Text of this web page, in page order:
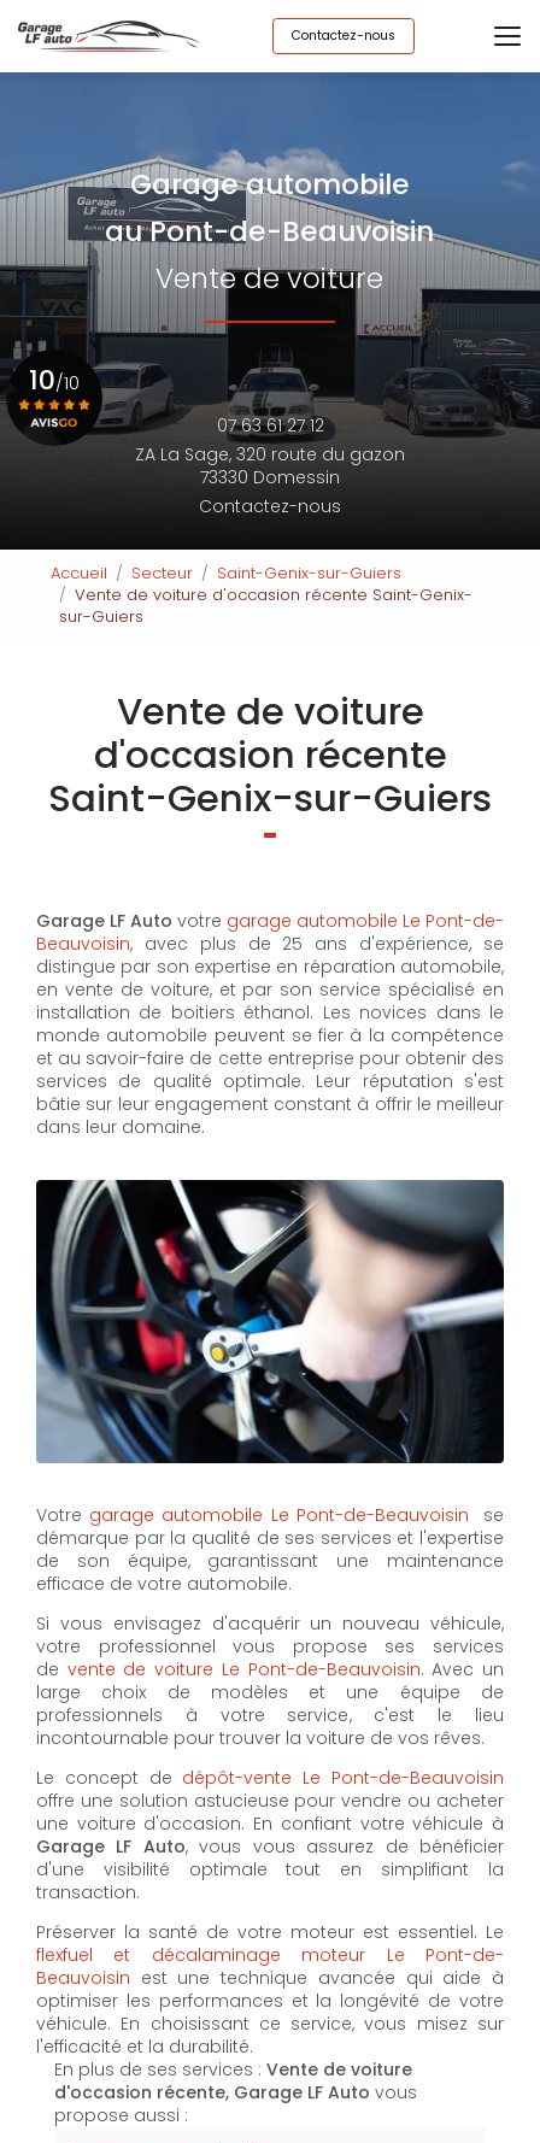
au
contenu
principal
Contactez-nous
Garage automobile
au Pont-de-Beauvoisin
Vente de voiture
07 63 61 27 12
ZA La Sage, 320 route du gazon
73330 Domessin
Contactez-nous
10/10
Accueil Secteur
Saint-Genix-sur-Guiers
Vente de voiture d'occasion récente Saint-Genix-
sur-Guiers
Vente de voiture
d'occasion récente
Saint-Genix-sur-Guiers
Garage LF Auto votre garage automobile Le Pont-de-
Beauvoisin, avec plus de 25 ans d'expérience, se
distingue par son expertise en réparation automobile,
en vente de voiture, et par son service spécialisé en
installation de boitiers éthanol. Les novices dans le
monde automobile peuvent se fier à la compétence
et au savoir-faire de cette entreprise pour obtenir des
services de qualité optimale. Leur réputation s'est
bâtie sur leur engagement constant à offrir le meilleur
dans leur domaine.
Votre garage automobile Le Pont-de-Beauvoisin se
démarque par la qualité de ses services et l'expertise
de son équipe, garantissant une maintenance
efficace de votre automobile.
Si vous envisagez d'acquérir un nouveau véhicule,
votre professionnel vous propose ses services
de vente de voiture Le Pont-de-Beauvoisin. Avec un
large choix de modèles et une équipe de
professionnels à votre service, c'est le lieu
incontournable pour trouver la voiture de vos rêves.
Le concept de dépôt-vente Le Pont-de-Beauvoisin
offre une solution astucieuse pour vendre ou acheter
une voiture d'occasion. En confiant votre véhicule à
Garage LF Auto, vous vous assurez de bénéficier
d'une visibilité optimale tout en simplifiant la
transaction.
Préserver la santé de votre moteur est essentiel. Le
flexfuel et décalaminage moteur Le Pont-de-
Beauvoisin est une technique avancée qui aide à
optimiser les performances et la longévité de votre
véhicule. En choisissant ce service, vous misez sur
l'efficacité et la durabilité.
En plus de ses services : Vente de voiture
d'occasion récente, Garage LF Auto vous
propose aussi :